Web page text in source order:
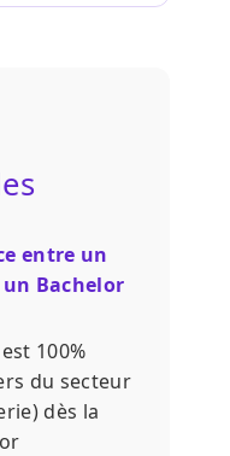
entre un
Bachelor
100%
du secteur
dès la